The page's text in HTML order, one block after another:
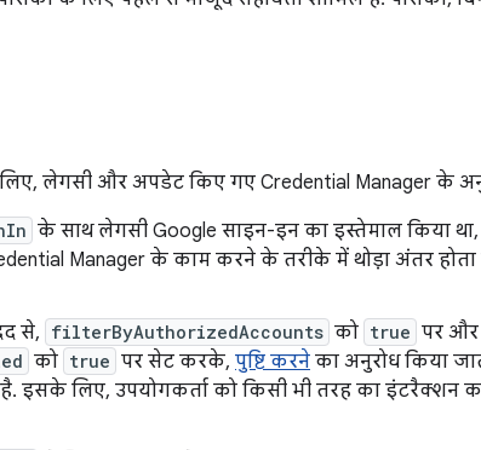
लेगसी और अपडेट किए गए Credential Manager के
के साथ लेगसी Google साइन-इन का इस्तेमाल किया
Manager के काम करने के तरीके में थोड़ा अंतर
से, filterByAuthorizedAccounts को true पर और
को true पर सेट करके, पुष्टि करने का अनुरोध किया
है. इसके लिए, उपयोगकर्ता को किसी भी तरह का इंटरैक्शन